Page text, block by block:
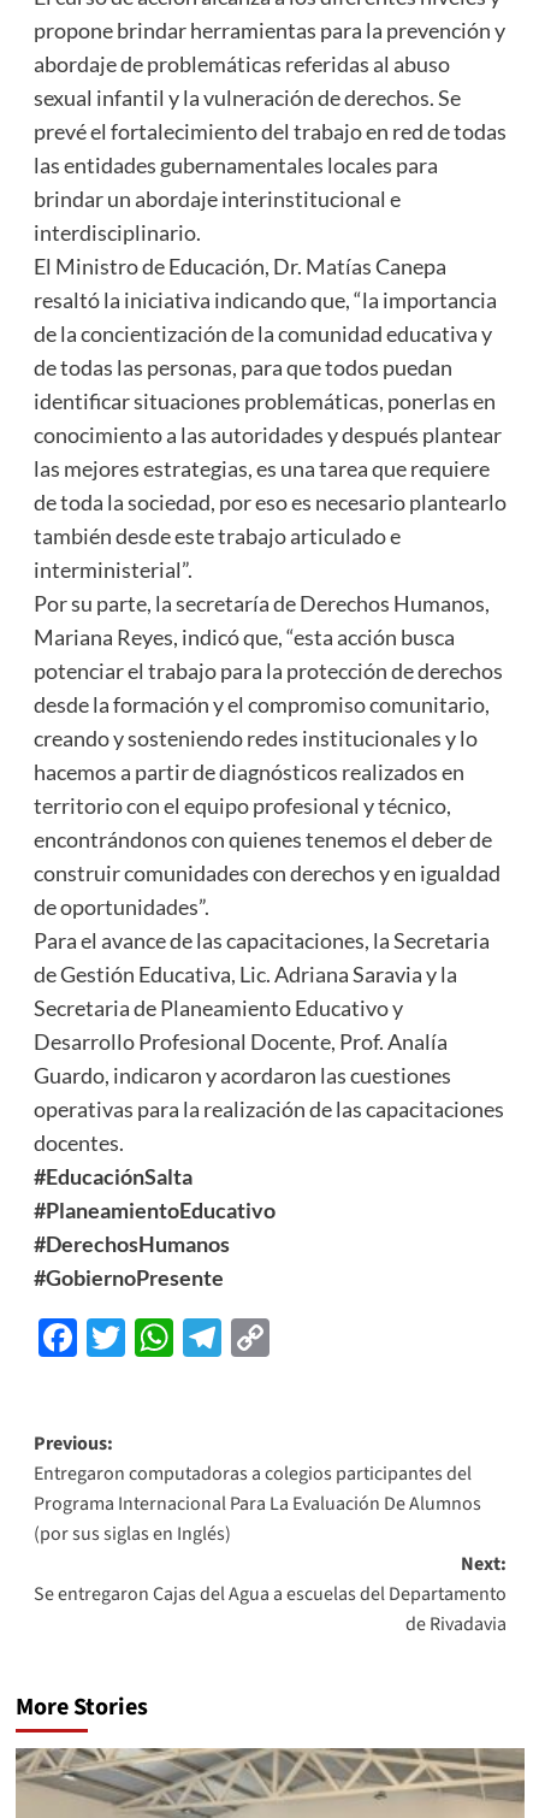
propone brindar herramientas para la prevención y
abordaje de problemáticas referidas al abuso
sexual infantil y la vulneración de derechos. Se
prevé el fortalecimiento del trabajo en red de todas
las entidades gubernamentales locales para
brindar un abordaje interinstitucional e
interdisciplinario.
El Ministro de Educación, Dr. Matías Canepa
resaltó la iniciativa indicando que, “la importancia
de la concientización de la comunidad educativa y
de todas las personas, para que todos puedan
identificar situaciones problemáticas, ponerlas en
conocimiento a las autoridades y después plantear
las mejores estrategias, es una tarea que requiere
de toda la sociedad, por eso es necesario plantearlo
también desde este trabajo articulado e
interministerial”.
Por su parte, la secretaría de Derechos Humanos,
Mariana Reyes, indicó que, “esta acción busca
potenciar el trabajo para la protección de derechos
desde la formación y el compromiso comunitario,
creando y sosteniendo redes institucionales y lo
hacemos a partir de diagnósticos realizados en
territorio con el equipo profesional y técnico,
encontrándonos con quienes tenemos el deber de
construir comunidades con derechos y en igualdad
de oportunidades”.
Para el avance de las capacitaciones, la Secretaria
de Gestión Educativa, Lic. Adriana Saravia y la
Secretaria de Planeamiento Educativo y
Desarrollo Profesional Docente, Prof. Analía
Guardo, indicaron y acordaron las cuestiones
operativas para la realización de las capacitaciones
docentes.
#EducaciónSalta
#PlaneamientoEducativo
#DerechosHumanos
#GobiernoPresente
Facebook
Twitter
WhatsApp
Telegram
Copy
Previous:
Entregaron computadoras a colegios participantes del
Programa Internacional Para La Evaluación De Alumnos
(por sus siglas en Inglés)
Next:
Se entregaron Cajas del Agua a escuelas del Departamento
de Rivadavia
More Stories